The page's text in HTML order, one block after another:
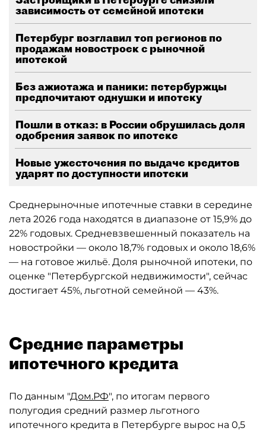
зависимость от семейной ипотеки
Петербург возглавил топ регионов по
продажам новостроек с рыночной
ипотекой
Без ажиотажа и паники: петербуржцы
предпочитают однушки и ипотеку
Пошли в отказ: в России обрушилась доля
одобрения заявок по ипотеке
Новые ужесточения по выдаче кредитов
ударят по доступности ипотеки
Среднерыночные ипотечные ставки в середине
лета 2026 года находятся в диапазоне от 15,9% до
22% годовых. Средневзвешенный показатель на
новостройки — около 18,7% годовых и около 18,6%
— на готовое жильё. Доля рыночной ипотеки, по
оценке "Петербургской недвижимости", сейчас
достигает 45%, льготной семейной — 43%.
Средние параметры
ипотечного кредита
По данным "Дом.РФ", по итогам первого
полугодия средний размер льготного
ипотечного кредита в Петербурге вырос на 0,5